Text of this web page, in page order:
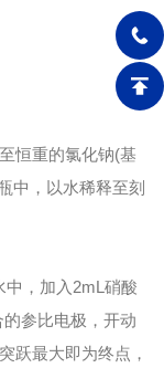
恒重的氯化钠(基
中，以水稀释至刻
中，加入2mL硝酸
参比电极，开动
跃最大即为终点，